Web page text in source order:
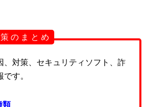
の ま と め
、対策、セキュリティソフト、詐
す。
類